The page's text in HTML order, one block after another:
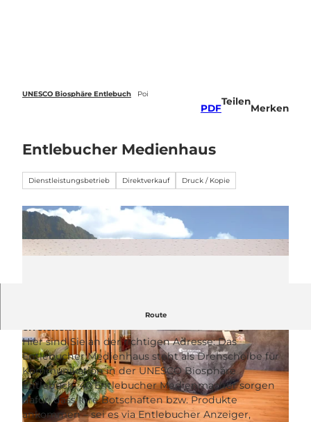
UNESCO Biosphäre Entlebuch Poi
PDF
Teilen
Merken
Entlebucher Medienhaus
Dienstleistungsbetrieb Direktverkauf Druck / Kopie
© UNESCO Biosphäre Entlebuch |CC-BY-NC-ND
Route
Wollen Sie mehr erfahren und/oder mehr
erreichen?
Hier sind Sie an der richtigen Adresse: Das
Entlebucher Medienhaus steht als Drehscheibe für
Kommunikation in der UNESCO Biosphäre
Entlebuch. 40 Entlebucher Medienmacher sorgen
dafür, dass Ihre Botschaften bzw. Produkte
ankommen – sei es via Entlebucher Anzeiger,